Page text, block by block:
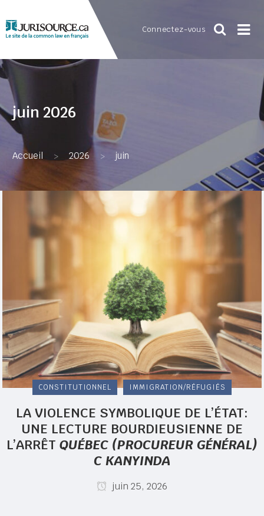
Connectez-vous
juin 2026
Accueil > 2026 > juin
CONSTITUTIONNEL IMMIGRATION/RÉFUGIÉS
LA VIOLENCE SYMBOLIQUE DE L’ÉTAT:
UNE LECTURE BOURDIEUSIENNE DE
L’ARRÊT QUÉBEC (PROCUREUR GÉNÉRAL)
C KANYINDA
juin 25, 2026